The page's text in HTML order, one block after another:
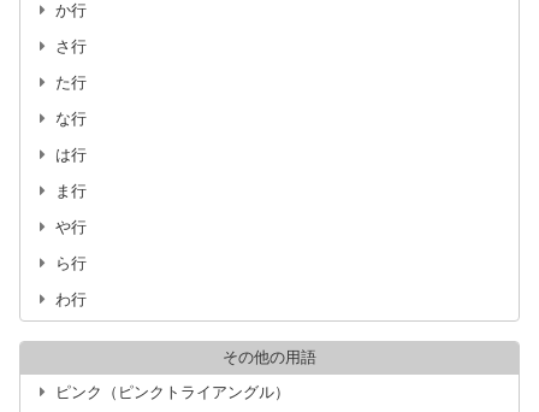
か行
さ行
た行
な行
は行
ま行
や行
ら行
わ行
その他の用語
ピンク（ピンクトライアングル）